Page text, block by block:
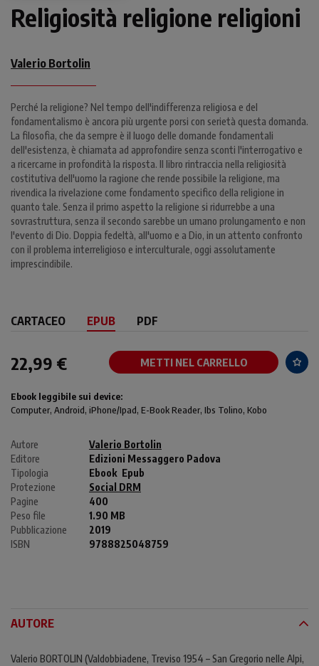
Religiosità religione religioni
Valerio Bortolin
Perché la religione? Nel tempo dell'indifferenza religiosa e del
fondamentalismo è ancora più urgente porsi con serietà questa domanda.
La filosofia, che da sempre è il luogo delle domande fondamentali
dell'esistenza, è chiamata ad approfondire senza sconti l'interrogativo e
a ricercarne in profondità la risposta. Il libro rintraccia nella religiosità
costitutiva dell'uomo la ragione che rende possibile la religione, ma
rivendica la rivelazione come fondamento specifico della religione in
quanto tale. Senza il primo aspetto la religione si ridurrebbe a una
sovrastruttura, senza il secondo sarebbe un umano prolungamento e non
l'evento di Dio. Doppia fedeltà, all'uomo e a Dio, in un attento confronto
con il problema interreligioso e interculturale, oggi assolutamente
imprescindibile.
CARTACEO EPUB PDF
22,99 € METTI NEL CARRELLO
Ebook leggibile sui device:
Computer, Android, iPhone/Ipad, E-Book Reader, Ibs Tolino, Kobo
Autore
Valerio Bortolin
Editore
Edizioni Messaggero Padova
Tipologia
Ebook Epub
Protezione
Social DRM
Pagine
400
Peso file
1.90 MB
Pubblicazione
2019
ISBN
9788825048759
AUTORE
Valerio BORTOLIN (Valdobbiadene, Treviso 1954 – San Gregorio nelle Alpi,